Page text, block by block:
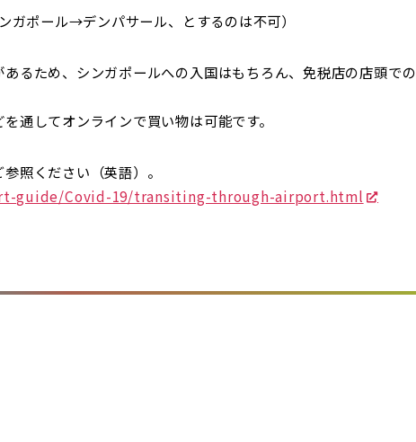
ガポール→デンパサール、とするのは不可）
るため、シンガポールへの入国はもちろん、免税店の店頭での
通してオンラインで買い物は可能です。
照ください（英語）。
guide/Covid-19/transiting-through-airport.html